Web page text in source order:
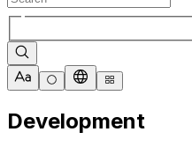
Development